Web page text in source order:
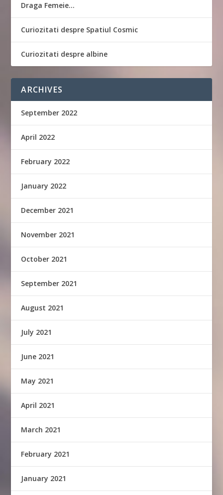
Draga Femeie…
Curiozitati despre Spatiul Cosmic
Curiozitati despre albine
ARCHIVES
September 2022
April 2022
February 2022
January 2022
December 2021
November 2021
October 2021
September 2021
August 2021
July 2021
June 2021
May 2021
April 2021
March 2021
February 2021
January 2021